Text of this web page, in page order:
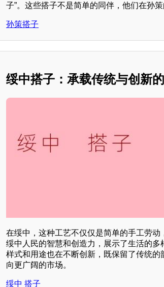
子”。这些搭子不是简单的同伴，他们在孙
孙策搭子
绥中搭子：承载传统与创新
在绥中，这种工艺不仅仅是简单的手工劳
绥中人民的智慧和创造力，展示了生活的
样式和用途也在不断创新，既保留了传统
向更广阔的市场。
绥中 搭子